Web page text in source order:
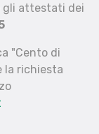
gli attestati dei
"Cento di
la richiesta